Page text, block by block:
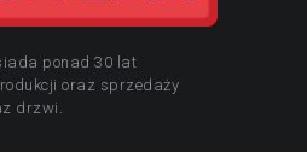
ponad 30 lat
oraz sprzedaży
drzwi.